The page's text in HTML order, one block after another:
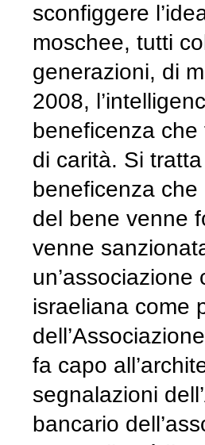
sconfiggere
moschee, tutti
generazioni, di
2008,
beneficenza che
di carità. Si
beneficenza che
del bene venne
venne
israeliana come
fa capo
segnalazioni
bancario